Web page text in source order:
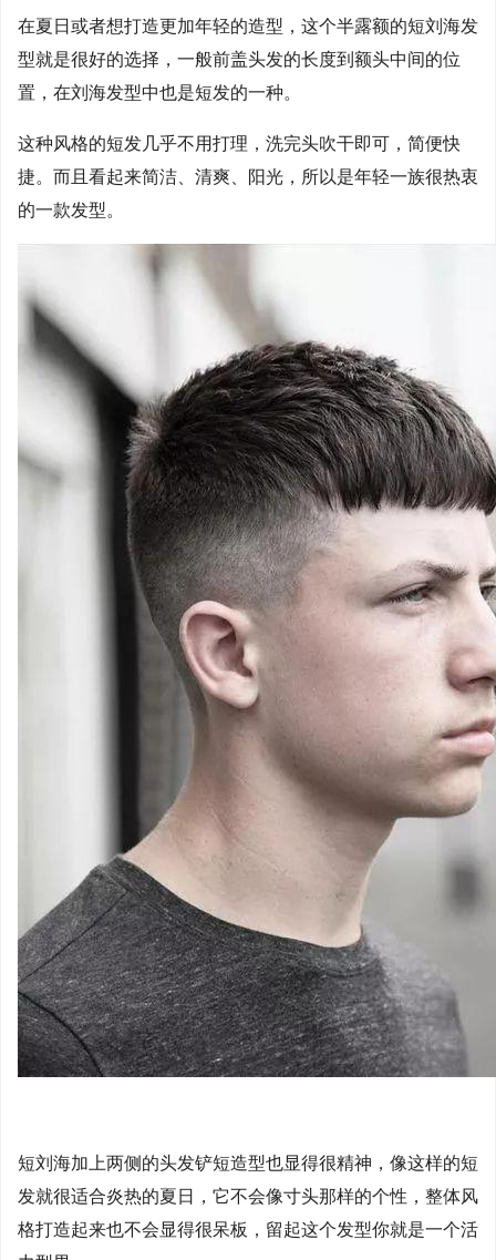
在夏日或者想打造更加年轻的造型，这个半露额的短刘海发
型就是很好的选择，一般前盖头发的长度到额头中间的位
置，在刘海发型中也是短发的一种。
这种风格的短发几乎不用打理，洗完头吹干即可，简便快
捷。而且看起来简洁、清爽、阳光，所以是年轻一族很热衷
的一款发型。
短刘海加上两侧的头发铲短造型也显得很精神，像这样的短
发就很适合炎热的夏日，它不会像寸头那样的个性，整体风
格打造起来也不会显得很呆板，留起这个发型你就是一个活